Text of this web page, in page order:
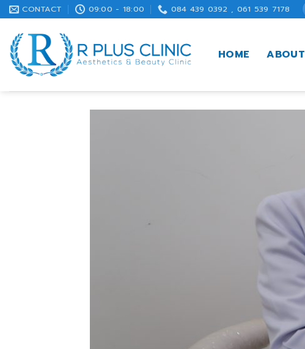
Skip
to
content
CONTACT 09:00 - 18:00 084 439 0392 , 061 539 7178
HOME ABOUT